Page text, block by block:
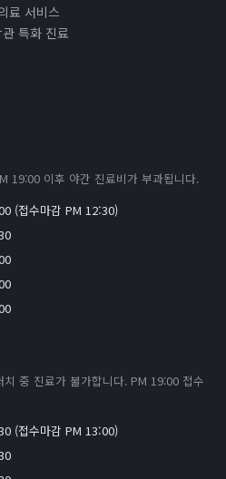
료 서비스
관 특화 진료
19:00 이후 야간 진료비가 부과됩니다.
(접수마감 PM 12:30)
중 진료가 불가합니다. PM 19:00 접수
(접수마감 PM 13:00)